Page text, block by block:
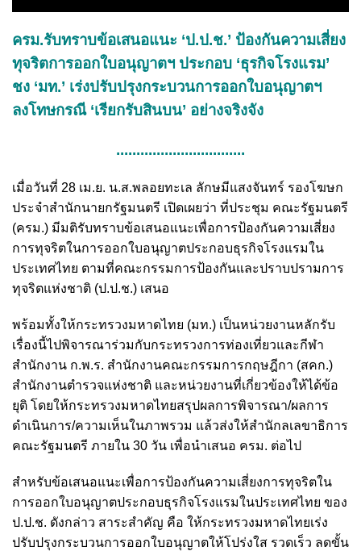
ครม.รับทราบข้อเสนอแนะ ‘ป.ป.ช.’ ป้องกันความเสี่ยง
ทุจริตการออกใบอนุญาตฯ ประกอบ ‘ธุรกิจโรงแรม’
ชง ‘มท.’ เร่งปรับปรุงกระบวนการออกใบอนุญาตฯ
ลงโทษกรณี ‘เรียกรับสินบน’ อย่างจริงจัง
................................
เมื่อวันที่ 28 เม.ย. น.ส.พลอยทะเล ลักษมีแสงจันทร์ รองโฆษก
ประจำสำนักนายกรัฐมนตรี เปิดเผยว่า ที่ประชุม คณะรัฐมนตรี
(ครม.) มีมติรับทราบข้อเสนอแนะเพื่อการป้องกันความเสี่ยง
การทุจริตในการออกใบอนุญาตประกอบธุรกิจโรงแรมใน
ประเทศไทย ตามที่คณะกรรมการป้องกันและปราบปรามการ
ทุจริตแห่งชาติ (ป.ป.ช.) เสนอ
พร้อมทั้งให้กระทรวงมหาดไทย (มท.) เป็นหน่วยงานหลักรับ
เรื่องนี้ไปพิจารณาร่วมกับกระทรวงการท่องเที่ยวและกีฬา
สำนักงาน ก.พ.ร. สำนักงานคณะกรรมการกฤษฎีกา (สคก.)
สำนักงานตำรวจแห่งชาติ และหน่วยงานที่เกี่ยวข้องให้ได้ข้อ
ยุติ โดยให้กระทรวงมหาดไทยสรุปผลการพิจารณา/ผลการ
ดำเนินการ/ความเห็นในภาพรวม แล้วส่งให้สำนักลเลขาธิการ
คณะรัฐมนตรี ภายใน 30 วัน เพื่อนําเสนอ ครม. ต่อไป
สำหรับข้อเสนอแนะเพื่อการป้องกันความเสี่ยงการทุจริตใน
การออกใบอนุญาตประกอบธุรกิจโรงแรมในประเทศไทย ของ
ป.ป.ช. ดังกล่าว สาระสำคัญ คือ ให้กระทรวงมหาดไทยเร่ง
ปรับปรุงกระบวนการออกใบอนุญาตให้โปร่งใส รวดเร็ว ลดขั้น